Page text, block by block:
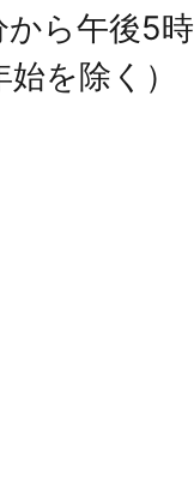
ら午後5
を除く）